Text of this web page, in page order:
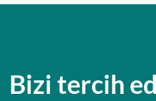
Bizi tercih